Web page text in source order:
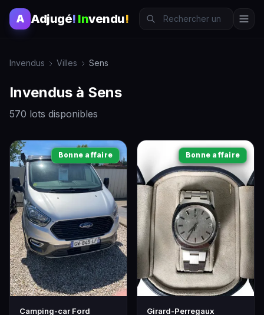
A Adjugé! Invendu!
Invendus Villes Sens
Invendus à Sens
570 lots disponibles
Bonne affaire
Camping-car Ford
Bonne affaire
Girard-Perregaux